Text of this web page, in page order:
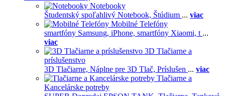
Notebooky
Študentský spoľahlivý Notebook, Štúdium ... viac
Mobilné Telefóny
smartfóny Samsung, iPhone, smartfóny Xiaomi, t ...
viac
3D Tlačiarne a
príslušenstvo
3D Tlačiarne, Náplne pre 3D Tlač, Príslušen ... viac
Tlačiarne a
Kancelárske potreby